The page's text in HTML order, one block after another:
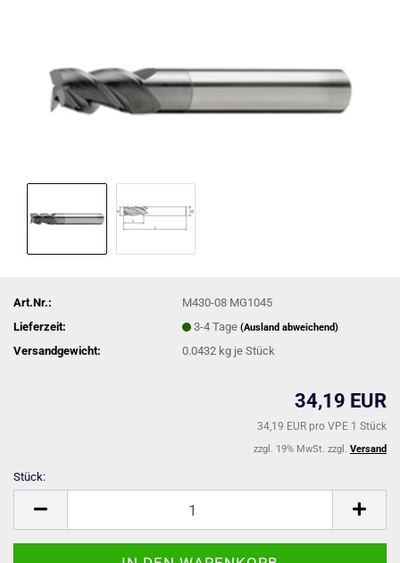
Art.Nr.:
M430-08 MG1045
Lieferzeit:
3-4 Tage(Ausland abweichend)
Versandgewicht: 0.0432 kg je Stück
34,19 EUR
34,19 EUR pro VPE 1 Stück
zzgl. 19% MwSt. zzgl. Versand
Stück: